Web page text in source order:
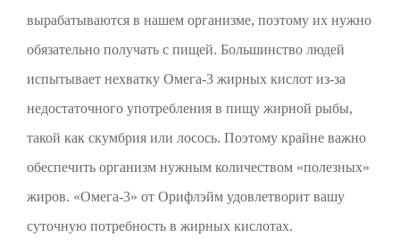
вырабатываются в нашем организме, поэтому их нужно
обязательно получать с пищей. Большинство людей
испытывает нехватку Омега-3 жирных кислот из-за
недостаточного употребления в пищу жирной рыбы,
такой как скумбрия или лосось. Поэтому крайне важно
обеспечить организм нужным количеством «полезных»
жиров. «Омега-3» от Орифлэйм удовлетворит вашу
суточную потребность в жирных кислотах.